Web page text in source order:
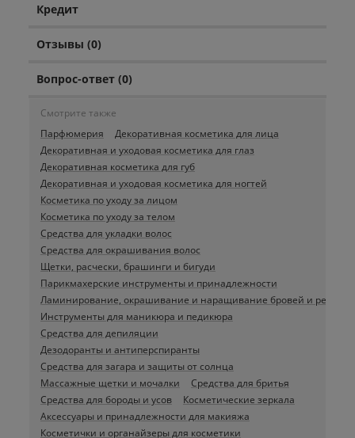
Кредит
Отзывы (0)
Вопрос-ответ (0)
Смотрите также
Парфюмерия
Декоративная косметика для лица
Декоративная и уходовая косметика для глаз
Декоративная косметика для губ
Декоративная и уходовая косметика для ногтей
Косметика по уходу за лицом
Косметика по уходу за телом
Средства для укладки волос
Средства для окрашивания волос
Щетки, расчески, брашинги и бигуди
Парикмахерские инструменты и принадлежности
Ламинирование, окрашивание и наращивание бровей и ресниц
Инструменты для маникюра и педикюра
Средства для депиляции
Дезодоранты и антиперспиранты
Средства для загара и защиты от солнца
Массажные щетки и мочалки
Средства для бритья
Средства для бороды и усов
Косметические зеркала
Аксессуары и принадлежности для макияжа
Косметички и органайзеры для косметики